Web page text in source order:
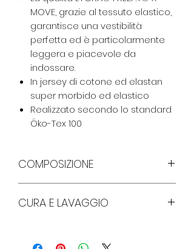
MOVE, grazie al tessuto elastico,
garantisce una vestibilità
perfetta ed è particolarmente
leggera e piacevole da
indossare.
In jersey di cotone ed elastan
super morbido ed elastico
Realizzato secondo lo standard
Öko-Tex 100
COMPOSIZIONE
CURA E LAVAGGIO
candeggiare , non lavare a secco